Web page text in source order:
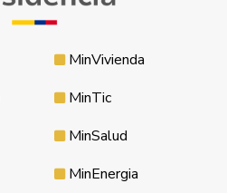
MinVivienda
MinTic
MinSalud
MinEnergia